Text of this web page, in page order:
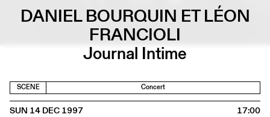
/EN
DANIEL BOURQUIN ET LÉON
FRANCIOLI
Journal Intime
SCENE Concert
SUN 14 DEC 1997 17:00